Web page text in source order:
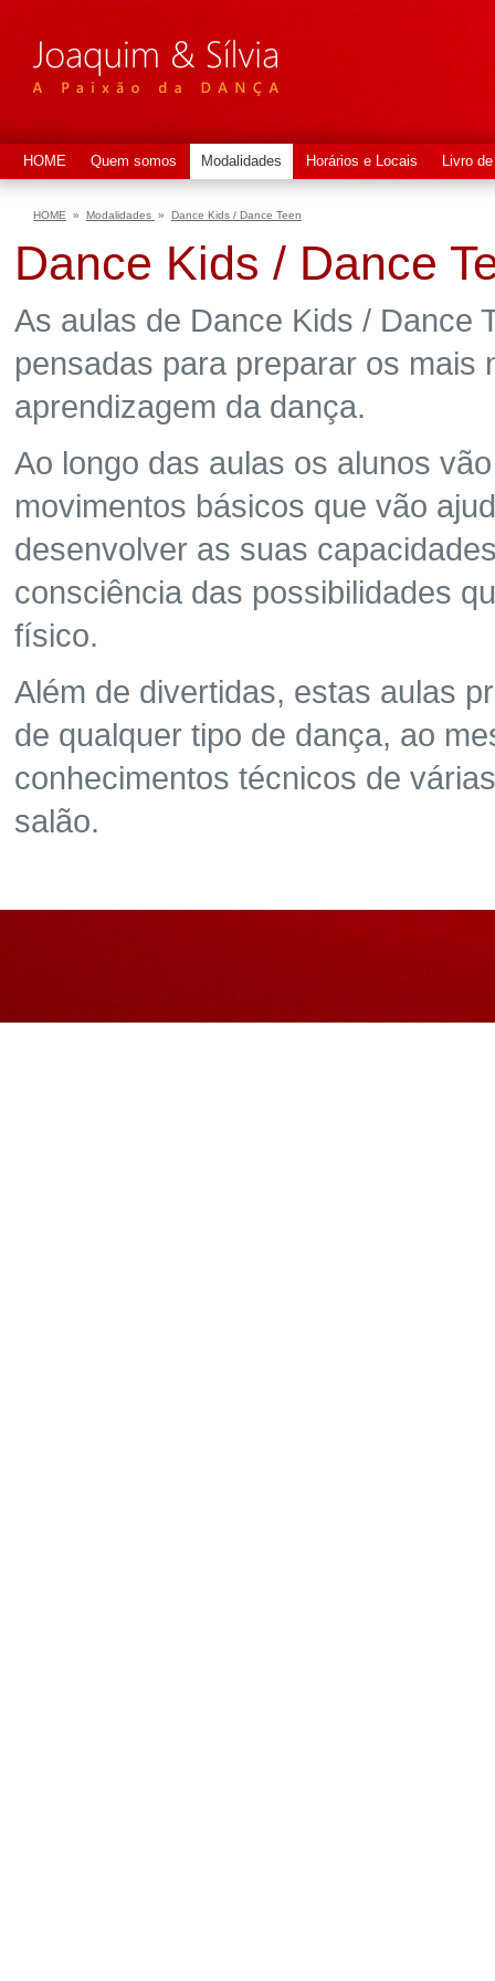
HOME Quem somos Modalidades Horários e Locais Livro
HOME » Modalidades » Dance Kids / Dance Teen
Dance Kids / Dance
As aulas de Dance Kids / Dance
pensadas para preparar os mais
aprendizagem da dança.
Ao longo das aulas os alunos
movimentos básicos que vão
desenvolver as suas
consciência das possibilidades
físico.
Além de divertidas, estas aulas
de qualquer tipo de dança, ao
conhecimentos técnicos de
salão.